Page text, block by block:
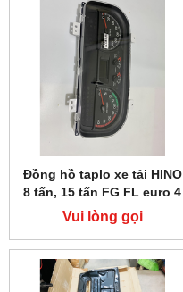
Đồng hồ taplo xe tải HINO
8 tấn, 15 tấn FG FL euro 4
Vui lòng gọi